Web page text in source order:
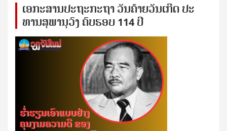
ເອ​ກະ​ສານ​ປະ​ຖະ​ກະ​ຖ​າ ວັນ​ຄ້າຍ​ວັນ​ເກີດ ປ​ະ​
ທານ​ສຸ​ພາ​ນຸ​ວົງ ຄົບ​ຮອບ 114 ປີ